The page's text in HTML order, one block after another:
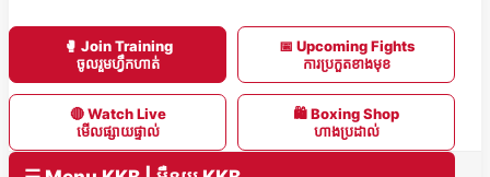
🥊 Join Training
ចូលរួមហ្វឹកហាត់
📅 Upcoming Fights
ការប្រកួតខាងមុខ
🔴 Watch Live
មើលផ្សាយផ្ទាល់
🛍 Boxing Shop
ហាងប្រដាល់